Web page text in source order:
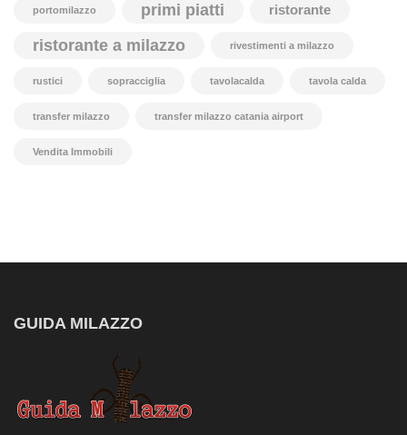
portomilazzo primi piatti ristorante
ristorante a milazzo rivestimenti a milazzo
rustici sopracciglia tavolacalda tavola calda
transfer milazzo transfer milazzo catania airport
Vendita Immobili
GUIDA MILAZZO